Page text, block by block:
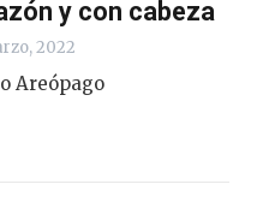
y con cabeza
2022
Areópago